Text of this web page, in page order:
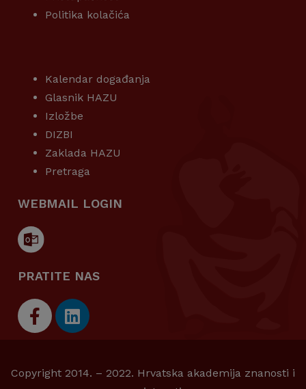
Politika kolačića
Kalendar događanja
Glasnik HAZU
Izložbe
DIZBI
Zaklada HAZU
Pretraga
WEBMAIL LOGIN
PRATITE NAS
Copyright 2014. – 2022. Hrvatska akademija znanosti i